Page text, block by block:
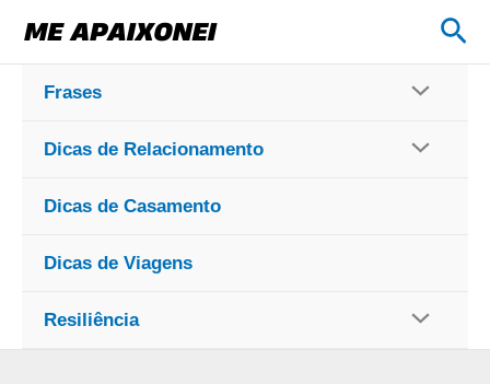
para
conteúdo
Frases
Dicas de Relacionamento
Dicas de Casamento
Dicas de Viagens
Resiliência